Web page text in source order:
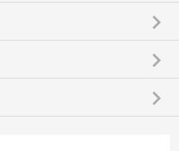
keyboard_arrow_right
keyboard_arrow_right
keyboard_arrow_right